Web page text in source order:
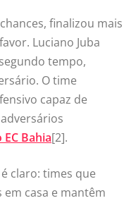
finalizou mais
Luciano Juba
tempo,
O time
capaz de
Bahia[2].
claro: times que
casa e mantêm